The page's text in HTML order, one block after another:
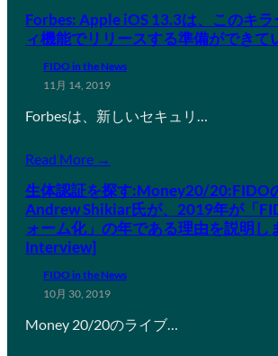
Forbes: Apple iOS 13.3は、このキ
ィ機能でリリースする準備ができて
FIDO in the News
11月 14, 2019
Forbesは、新しいセキュリ…
Read More →
生体認証を探す:Money20/20:FIDO
Andrew Shikiar氏が、2019年が「
ォーム化」の年である理由を説明し
Interview]
FIDO in the News
10月 30, 2019
Money 20/20のライブ…